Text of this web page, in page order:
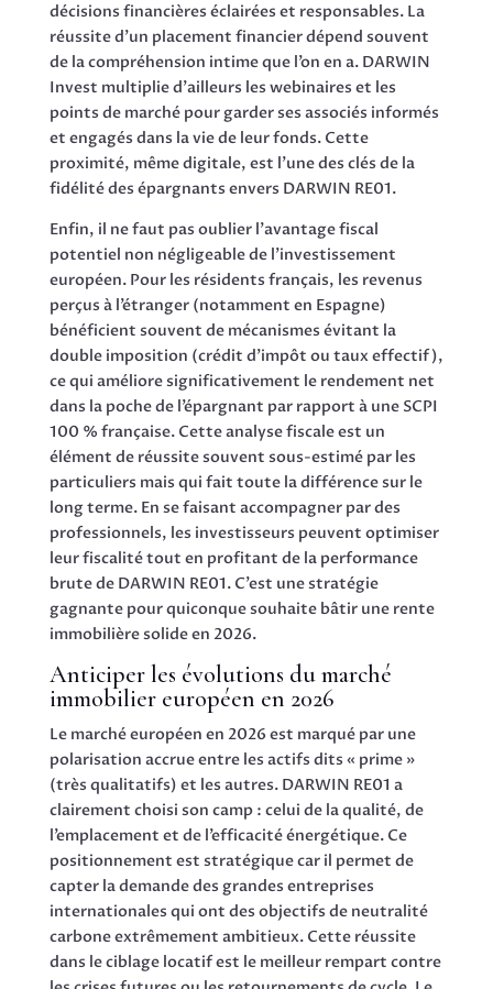
décisions financières éclairées et responsables. La
réussite d’un placement financier dépend souvent
de la compréhension intime que l’on en a. DARWIN
Invest multiplie d’ailleurs les webinaires et les
points de marché pour garder ses associés informés
et engagés dans la vie de leur fonds. Cette
proximité, même digitale, est l’une des clés de la
fidélité des épargnants envers DARWIN RE01.
Enfin, il ne faut pas oublier l’avantage fiscal
potentiel non négligeable de l’investissement
européen. Pour les résidents français, les revenus
perçus à l’étranger (notamment en Espagne)
bénéficient souvent de mécanismes évitant la
double imposition (crédit d’impôt ou taux effectif),
ce qui améliore significativement le rendement net
dans la poche de l’épargnant par rapport à une SCPI
100 % française. Cette analyse fiscale est un
élément de réussite souvent sous-estimé par les
particuliers mais qui fait toute la différence sur le
long terme. En se faisant accompagner par des
professionnels, les investisseurs peuvent optimiser
leur fiscalité tout en profitant de la performance
brute de DARWIN RE01. C’est une stratégie
gagnante pour quiconque souhaite bâtir une rente
immobilière solide en 2026.
Anticiper les évolutions du marché
immobilier européen en 2026
Le marché européen en 2026 est marqué par une
polarisation accrue entre les actifs dits « prime »
(très qualitatifs) et les autres. DARWIN RE01 a
clairement choisi son camp : celui de la qualité, de
l’emplacement et de l’efficacité énergétique. Ce
positionnement est stratégique car il permet de
capter la demande des grandes entreprises
internationales qui ont des objectifs de neutralité
carbone extrêmement ambitieux. Cette réussite
dans le ciblage locatif est le meilleur rempart contre